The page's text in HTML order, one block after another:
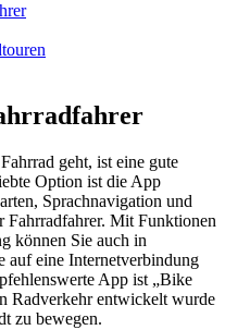
geht, ist eine gute
Option ist die App
Sprachnavigation und
Mit Funktionen
können Sie auch in
auf eine Internetverbindung
App ist „Bike
Radverkehr entwickelt wurde
zu bewegen.